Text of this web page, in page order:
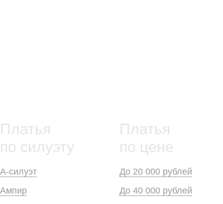
Платья
по силуэту
Платья
по цене
А-силуэт
Ампир
До 20 000 рублей
До 40 000 рублей